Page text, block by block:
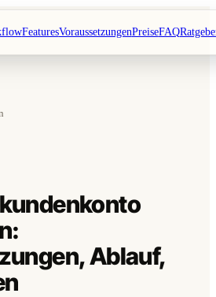
FeaturesVoraussetzungenPreiseFAQ
Ablauf,